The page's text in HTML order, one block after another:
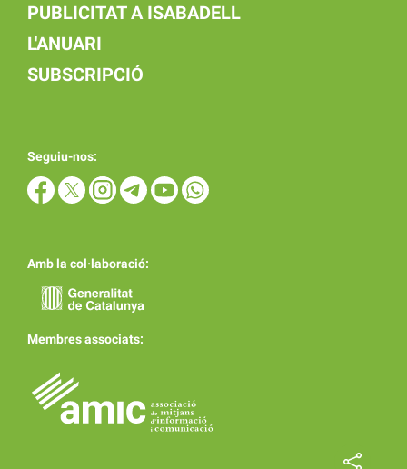
PUBLICITAT A ISABADELL
L'ANUARI
SUBSCRIPCIÓ
Seguiu-nos:
Amb la col·laboració:
Membres associats: